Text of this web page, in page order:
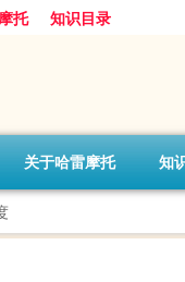
托 知识目录
关于哈雷摩托 知